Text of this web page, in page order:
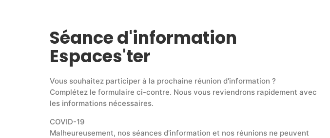
Séance d'information
Espaces'ter
Vous souhaitez participer à la prochaine réunion d'information ?
Complétez le formulaire ci-contre. Nous vous reviendrons rapidement avec
les informations nécessaires.
COVID-19
Malheureusement, nos séances d'information et nos réunions ne peuvent